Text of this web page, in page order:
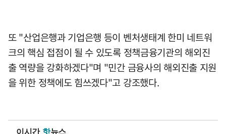
또 "산업은행과 기업은행 등이 벤처생태계 한미 네트워
크의 핵심 접점이 될 수 있도록 정책금융기관의 해외진
출 역량을 강화하겠다"며 "민간 금융사의 해외진출 지원
을 위한 정책에도 힘쓰겠다"고 강조했다.
이시간 핫뉴스